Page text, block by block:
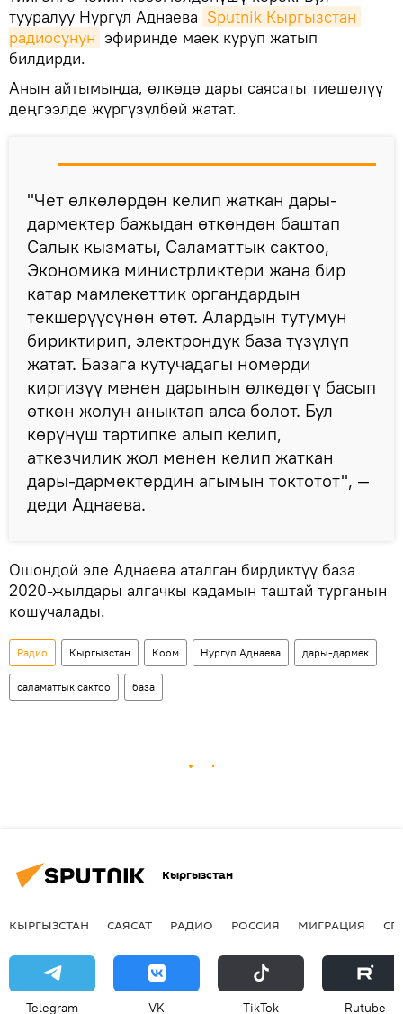
тууралуу Нургүл Аднаева Sputnik Кыргызстан
радиосунун эфиринде маек куруп жатып
билдирди.
Анын айтымында, өлкөдө дары саясаты тиешелүү
деңгээлде жүргүзүлбөй жатат.
"Чет өлкөлөрдөн келип жаткан дары-
дармектер бажыдан өткөндөн баштап
Салык кызматы, Саламаттык сактоо,
Экономика министрликтери жана бир
катар мамлекеттик органдардын
текшерүүсүнөн өтөт. Алардын тутумун
бириктирип, электрондук база түзүлүп
жатат. Базага кутучадагы номерди
киргизүү менен дарынын өлкөдөгү басып
өткөн жолун аныктап алса болот. Бул
көрүнүш тартипке алып келип,
аткезчилик жол менен келип жаткан
дары-дармектердин агымын токтотот", —
деди Аднаева.
Ошондой эле Аднаева аталган бирдиктүү база
2020-жылдары алгачкы кадамын таштай турганын
кошучалады.
Радио Кыргызстан Коом Нургүл Аднаева дары-дармек
саламаттык сактоо база
Кыргызстан
КЫРГЫЗСТАН САЯСАТ РАДИО РОССИЯ МИГРАЦИЯ
Telegram VK ТikТоk Rutube